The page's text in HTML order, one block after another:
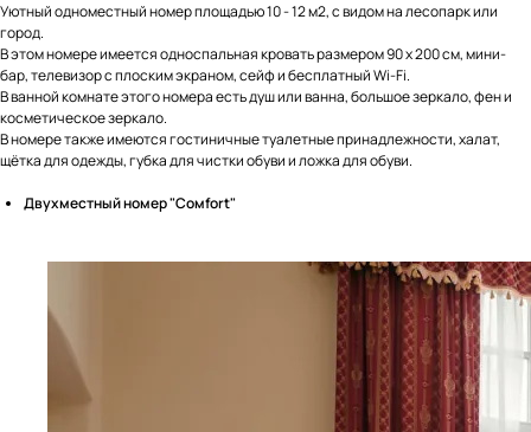
Уютный одноместный номер площадью 10 - 12 м2, с видом на лесопарк или
город.
В этом номере имеется односпальная кровать размером 90 x 200 см, мини-
бар, телевизор с плоским экраном, сейф и бесплатный Wi-Fi.
В ванной комнате этого номера есть душ или ванна, большое зеркало, фен и
косметическое зеркало.
В номере также имеются гостиничные туалетные принадлежности, халат,
щётка для одежды, губка для чистки обуви и ложка для обуви.
Двухместный номер "Cомfort"